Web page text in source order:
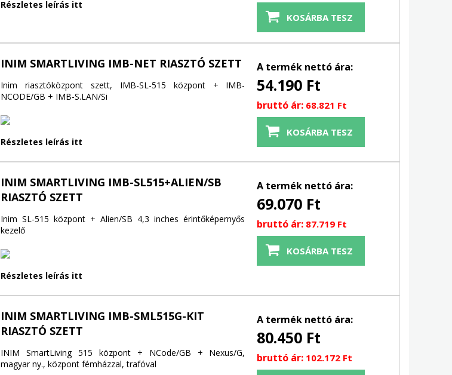
Részletes leírás itt
INIM SMARTLIVING IMB-NET RIASZTÓ SZETT
Inim riasztóközpont szett, IMB-SL-515 központ + IMB-
NCODE/GB + IMB-S.LAN/Si
Részletes leírás itt
A termék nettó ára:
54.190 Ft
bruttó ár: 68.821 Ft
INIM SMARTLIVING IMB-SL515+ALIEN/SB
RIASZTÓ SZETT
Inim SL-515 központ + Alien/SB 4,3 inches érintőképernyős
kezelő
Részletes leírás itt
A termék nettó ára:
69.070 Ft
bruttó ár: 87.719 Ft
INIM SMARTLIVING IMB-SML515G-KIT
RIASZTÓ SZETT
INIM SmartLiving 515 központ + NCode/GB + Nexus/G,
magyar ny., központ fémházzal, trafóval
A termék nettó ára:
80.450 Ft
bruttó ár: 102.172 Ft